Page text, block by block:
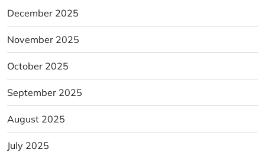
December 2025
November 2025
October 2025
September 2025
August 2025
July 2025